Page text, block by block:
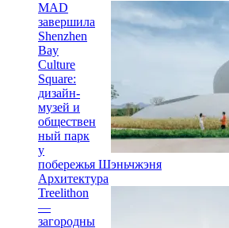
MAD
завершила
Shenzhen
Bay
Culture
Square:
дизайн-
музей и
обществен
ный парк
у
побережья Шэньчжэня
Архитектура
Treelithon
—
загородны